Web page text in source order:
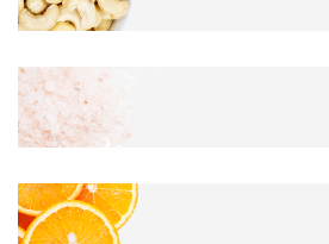
Qantu Chocolat